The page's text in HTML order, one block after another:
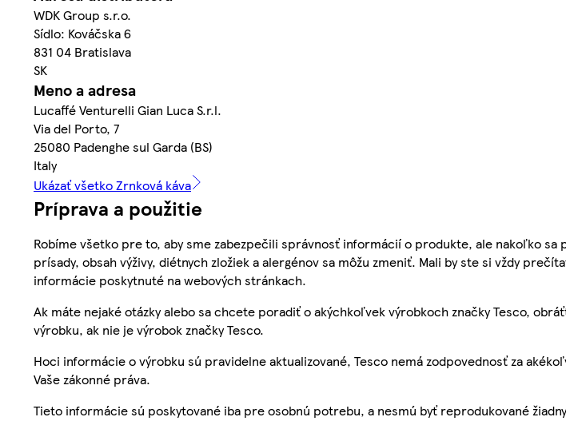
WDK Group s.r.o.
Sídlo: Kováčska 6
831 04 Bratislava
SK
Meno a adresa
Lucaffé Venturelli Gian Luca S.r.l.
Via del Porto, 7
25080 Padenghe sul Garda (BS)
Italy
Ukázať všetko Zrnková káva
Príprava a použitie
Robíme všetko pre to, aby sme zabezpečili správnosť informácií o produkte, ale nakoľko
prísady, obsah výživy, diétnych zložiek a alergénov sa môžu zmeniť. Mali by ste si vždy
informácie poskytnuté na webových stránkach.
Ak máte nejaké otázky alebo sa chcete poradiť o akýchkoľvek výrobkoch značky Tesco,
výrobku, ak nie je výrobok značky Tesco.
Hoci informácie o výrobku sú pravidelne aktualizované, Tesco nemá zodpovednosť za
Vaše zákonné práva.
Tieto informácie sú poskytované iba pre osobnú potrebu, a nesmú byť reprodukované